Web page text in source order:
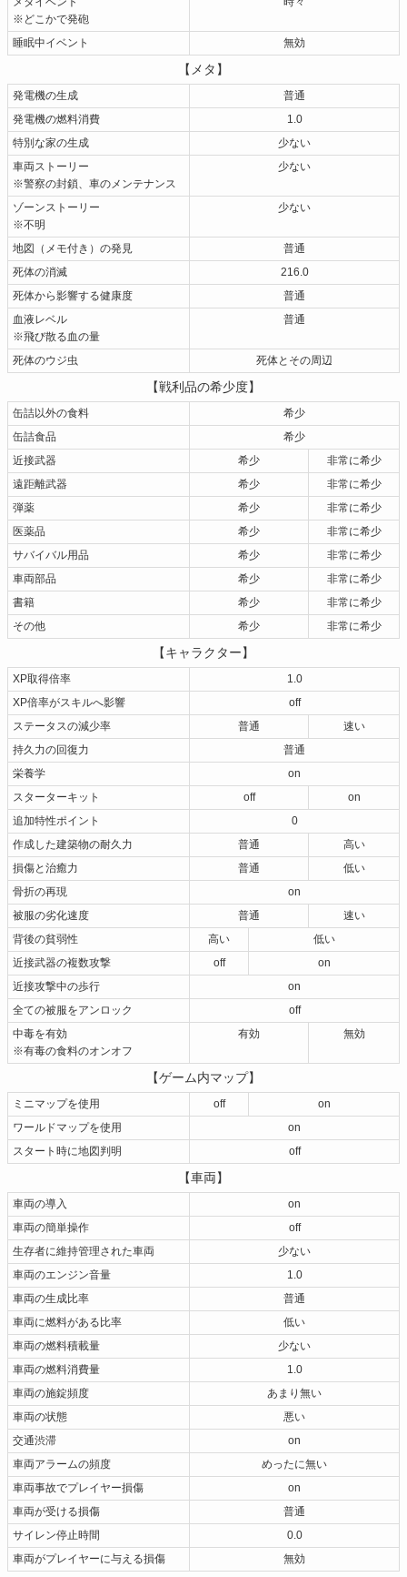
※どこかで発砲
睡眠中イベント 無効
【メタ】
発電機の生成
普通
発電機の燃料消費
1.0
特別な家の生成
少ない
車両ストーリー
※警察の封鎖、車のメンテナンス
少ない
ゾーンストーリー
※不明
少ない
地図（メモ付き）の発見
普通
死体の消滅
216.0
死体から影響する健康度
普通
血液レベル
※飛び散る血の量
普通
死体のウジ虫 死体とその周辺
【戦利品の希少度】
缶詰以外の食料
希少
缶詰食品
希少
近接武器
希少
非常に希少
遠距離武器
希少
非常に希少
弾薬
希少
非常に希少
医薬品
希少
非常に希少
サバイバル用品
希少
非常に希少
車両部品
希少
非常に希少
書籍
希少
非常に希少
その他
希少 非常に希少
【キャラクター】
XP取得倍率
1.0
XP倍率がスキルへ影響
off
ステータスの減少率
普通
速い
持久力の回復力
普通
栄養学
on
スターターキット
off
on
追加特性ポイント
0
作成した建築物の耐久力
普通
高い
損傷と治癒力
普通
低い
骨折の再現
on
被服の劣化速度
普通
速い
背後の貧弱性
高い
低い
近接武器の複数攻撃
off
on
近接攻撃中の歩行
on
全ての被服をアンロック
off
中毒を有効
※有毒の食料のオンオフ
有効 無効
【ゲーム内マップ】
ミニマップを使用 off
on
ワールドマップを使用
on
スタート時に地図判明
off
【車両】
車両の導入
on
車両の簡単操作
off
生存者に維持管理された車両
少ない
車両のエンジン音量
1.0
車両の生成比率
普通
車両に燃料がある比率
低い
車両の燃料積載量
少ない
車両の燃料消費量
1.0
車両の施錠頻度
あまり無い
車両の状態
悪い
交通渋滞
on
車両アラームの頻度
めったに無い
車両事故でプレイヤー損傷
on
車両が受ける損傷
普通
サイレン停止時間
0.0
車両がプレイヤーに与える損傷
無効